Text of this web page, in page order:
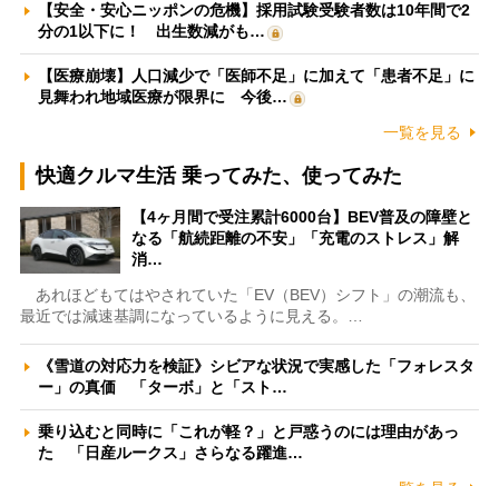
【安全・安心ニッポンの危機】採用試験受験者数は10年間で2
分の1以下に！ 出生数減がも…
【医療崩壊】人口減少で「医師不足」に加えて「患者不足」に
見舞われ地域医療が限界に 今後…
一覧を見る
快適クルマ生活 乗ってみた、使ってみた
【4ヶ月間で受注累計6000台】BEV普及の障壁と
なる「航続距離の不安」「充電のストレス」解
消…
あれほどもてはやされていた「EV（BEV）シフト」の潮流も、
最近では減速基調になっているように見える。…
《雪道の対応力を検証》シビアな状況で実感した「フォレスタ
ー」の真価 「ターボ」と「スト…
乗り込むと同時に「これが軽？」と戸惑うのには理由があっ
た 「日産ルークス」さらなる躍進…